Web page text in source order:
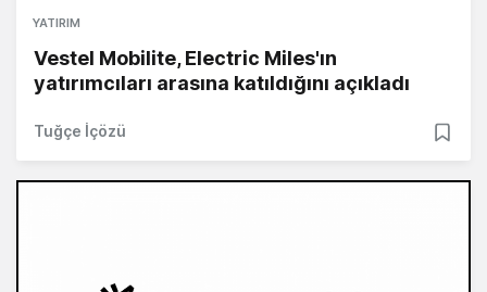
YATIRIM
Vestel Mobilite, Electric Miles'ın
yatırımcıları arasına katıldığını açıkladı
Tuğçe İçözü